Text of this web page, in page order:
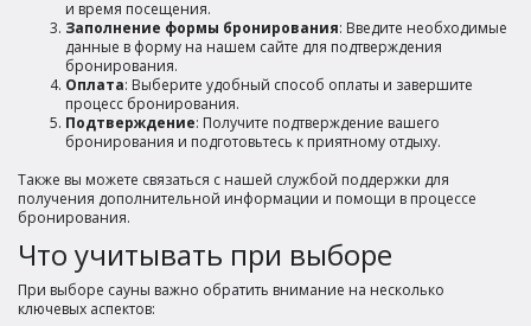
и время посещения.
Заполнение формы бронирования: Введите необходимые
данные в форму на нашем сайте для подтверждения
бронирования.
Оплата: Выберите удобный способ оплаты и завершите
процесс бронирования.
Подтверждение: Получите подтверждение вашего
бронирования и подготовьтесь к приятному отдыху.
Также вы можете связаться с нашей службой поддержки для
получения дополнительной информации и помощи в процессе
бронирования.
Что учитывать при выборе
При выборе сауны важно обратить внимание на несколько
ключевых аспектов: